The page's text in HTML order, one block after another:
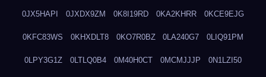
0JX5HAPI 0JXDX9ZM 0K8I19RD 0KA2KHRR 0KCE9EJG
0KFC83WS 0KHXDLT8 0KO7R0BZ 0LA240G7 0LIQ91PM
0LPY3G1Z 0LTLQ0B4 0M40H0CT 0MCMJJJP 0N1LZI50